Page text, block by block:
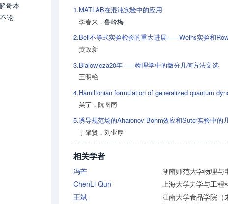
哥本
论
1.MATLAB在混沌实验中的应用
李春来 ， 鲁岭梅
2.
黄政新
3.Bialowieza20年——物理学中的微分几何方法文选
王明艳
4.
吴宁 ， 阮图南
5.
于肇贤 ， 刘业厚
相关学者
冯芒
ChenLi-Qun
王斌